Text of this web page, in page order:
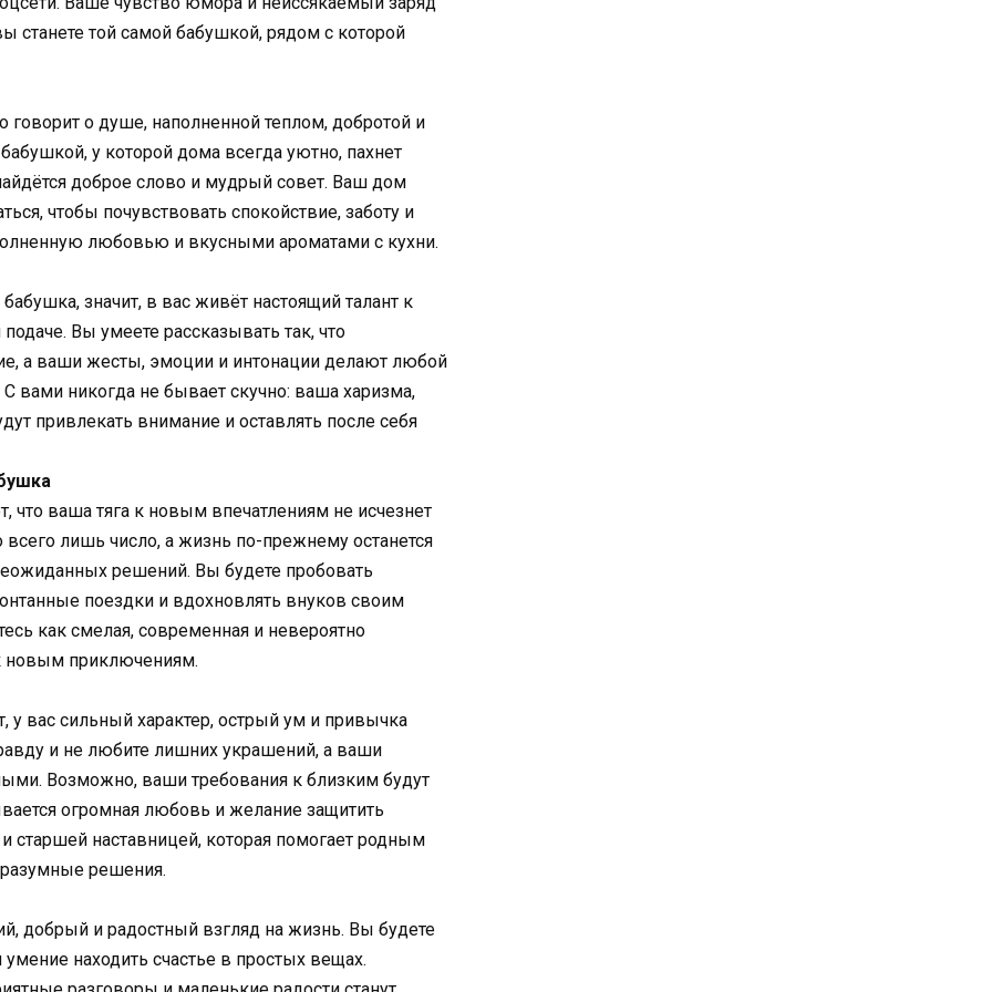
станете той самой бабушкой, рядом с которой
о душе, наполненной теплом, добротой и
у которой дома всегда уютно, пахнет
доброе слово и мудрый совет. Ваш дом
чтобы почувствовать спокойствие, заботу и
любовью и вкусными ароматами с кухни.
значит, в вас живёт настоящий талант к
Вы умеете рассказывать так, что
а ваши жесты, эмоции и интонации делают любой
никогда не бывает скучно: ваша харизма,
привлекать внимание и оставлять после себя
что ваша тяга к новым впечатлениям не исчезнет
лишь число, а жизнь по-прежнему останется
решений. Вы будете пробовать
поездки и вдохновлять внуков своим
как смелая, современная и невероятно
новым приключениям.
у вас сильный характер, острый ум и привычка
и не любите лишних украшений, а ваши
Возможно, ваши требования к близким будут
огромная любовь и желание защитить
старшей наставницей, которая помогает родным
решения.
добрый и радостный взгляд на жизнь. Вы будете
находить счастье в простых вещах.